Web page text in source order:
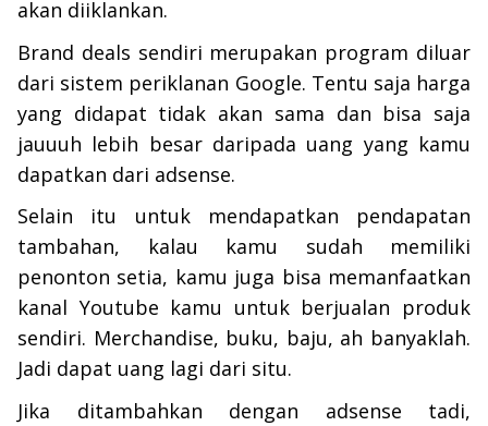
akan diiklankan.
Brand deals sendiri merupakan program diluar
dari sistem periklanan Google. Tentu saja harga
yang didapat tidak akan sama dan bisa saja
jauuuh lebih besar daripada uang yang kamu
dapatkan dari adsense.
Selain itu untuk mendapatkan pendapatan
tambahan, kalau kamu sudah memiliki
penonton setia, kamu juga bisa memanfaatkan
kanal Youtube kamu untuk berjualan produk
sendiri. Merchandise, buku, baju, ah banyaklah.
Jadi dapat uang lagi dari situ.
Jika ditambahkan dengan adsense tadi,